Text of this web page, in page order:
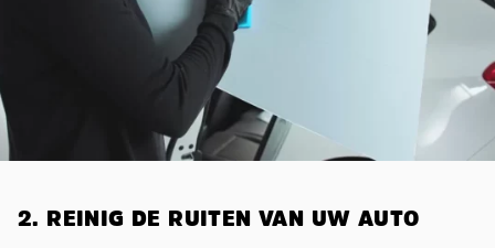
2. REINIG DE RUITEN VAN UW AUTO